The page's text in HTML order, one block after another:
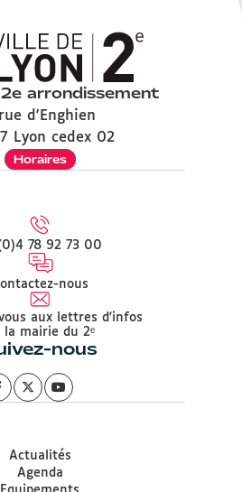
arrondissement
d'Enghien
Lyon cedex 02
Horaires
78 92 73 00
nous
aux lettres d'infos
la mairie du 2ᵉ
nous
Actualités
Agenda